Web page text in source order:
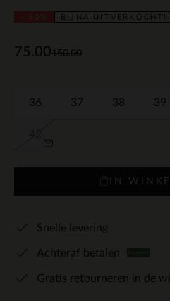
BIJNA UITVERKOCHT!
150.00
75.00
36 37 38 39
IN
Snelle levering
Achteraf betalen
Gratis retourneren in de